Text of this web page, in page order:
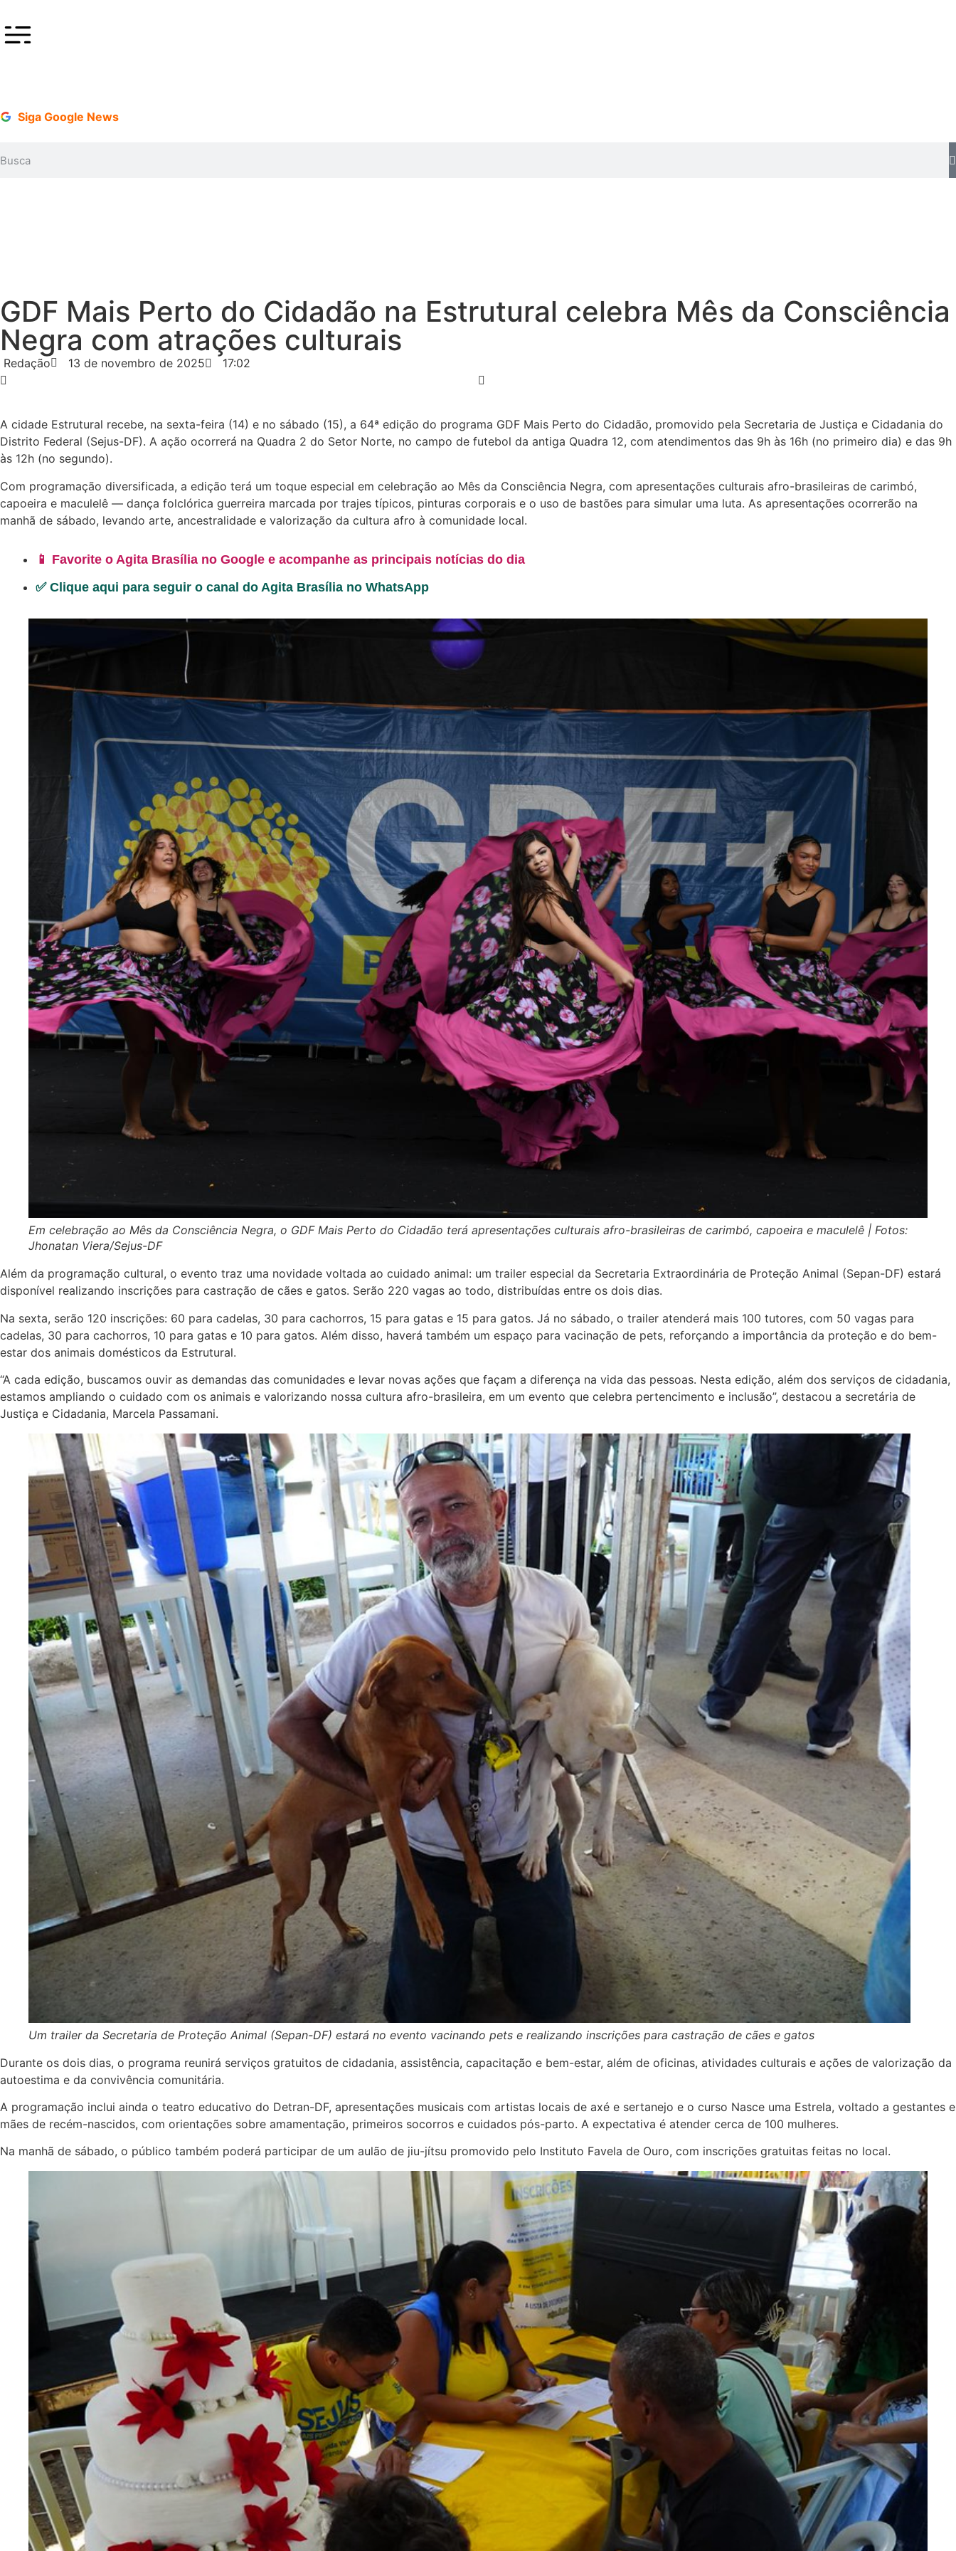
Siga Google News
GDF Mais Perto do Cidadão na Estrutural celebra Mês da Consciência
Negra com atrações culturais
Redação 13 de novembro de 2025 17:02
A cidade Estrutural recebe, na sexta-feira (14) e no sábado (15), a 64ª edição do programa GDF Mais Perto do Cidadão, promovido pela Secretaria de Justiça e Cidadania do
Distrito Federal (Sejus-DF). A ação ocorrerá na Quadra 2 do Setor Norte, no campo de futebol da antiga Quadra 12, com atendimentos das 9h às 16h (no primeiro dia) e das 9h
às 12h (no segundo).
Com programação diversificada, a edição terá um toque especial em celebração ao Mês da Consciência Negra, com apresentações culturais afro-brasileiras de carimbó,
capoeira e maculelê — dança folclórica guerreira marcada por trajes típicos, pinturas corporais e o uso de bastões para simular uma luta. As apresentações ocorrerão na
manhã de sábado, levando arte, ancestralidade e valorização da cultura afro à comunidade local.
📱 Favorite o Agita Brasília no Google e acompanhe as principais notícias do dia
✅ Clique aqui para seguir o canal do Agita Brasília no WhatsApp
Em celebração ao Mês da Consciência Negra, o GDF Mais Perto do Cidadão terá apresentações culturais afro-brasileiras de carimbó, capoeira e maculelê | Fotos:
Jhonatan Viera/Sejus-DF
Além da programação cultural, o evento traz uma novidade voltada ao cuidado animal: um trailer especial da Secretaria Extraordinária de Proteção Animal (Sepan-DF) estará
disponível realizando inscrições para castração de cães e gatos. Serão 220 vagas ao todo, distribuídas entre os dois dias.
Na sexta, serão 120 inscrições: 60 para cadelas, 30 para cachorros, 15 para gatas e 15 para gatos. Já no sábado, o trailer atenderá mais 100 tutores, com 50 vagas para
cadelas, 30 para cachorros, 10 para gatas e 10 para gatos. Além disso, haverá também um espaço para vacinação de pets, reforçando a importância da proteção e do bem-
estar dos animais domésticos da Estrutural.
“A cada edição, buscamos ouvir as demandas das comunidades e levar novas ações que façam a diferença na vida das pessoas. Nesta edição, além dos serviços de cidadania,
estamos ampliando o cuidado com os animais e valorizando nossa cultura afro-brasileira, em um evento que celebra pertencimento e inclusão”, destacou a secretária de
Justiça e Cidadania, Marcela Passamani.
Um trailer da Secretaria de Proteção Animal (Sepan-DF) estará no evento vacinando pets e realizando inscrições para castração de cães e gatos
Durante os dois dias, o programa reunirá serviços gratuitos de cidadania, assistência, capacitação e bem-estar, além de oficinas, atividades culturais e ações de valorização da
autoestima e da convivência comunitária.
A programação inclui ainda o teatro educativo do Detran-DF, apresentações musicais com artistas locais de axé e sertanejo e o curso Nasce uma Estrela, voltado a gestantes e
mães de recém-nascidos, com orientações sobre amamentação, primeiros socorros e cuidados pós-parto. A expectativa é atender cerca de 100 mulheres.
Na manhã de sábado, o público também poderá participar de um aulão de jiu-jítsu promovido pelo Instituto Favela de Ouro, com inscrições gratuitas feitas no local.